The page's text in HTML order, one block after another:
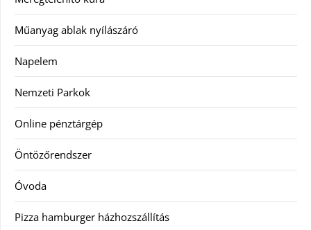
Műanyag ablak nyílászáró
Napelem
Nemzeti Parkok
Online pénztárgép
Öntözőrendszer
Óvoda
Pizza hamburger házhozszállítás